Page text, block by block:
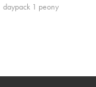
な詰め込みは避け
daypack 1 peony